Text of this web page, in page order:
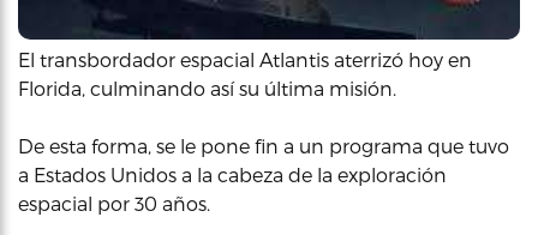
El transbordador espacial Atlantis aterrizó hoy en
Florida, culminando así su última misión.
De esta forma, se le pone fin a un programa que tuvo
a Estados Unidos a la cabeza de la exploración
espacial por 30 años.